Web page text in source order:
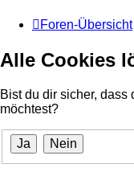
Foren-Übersicht
Alle Cookies
Bist du dir sicher,
möchtest?